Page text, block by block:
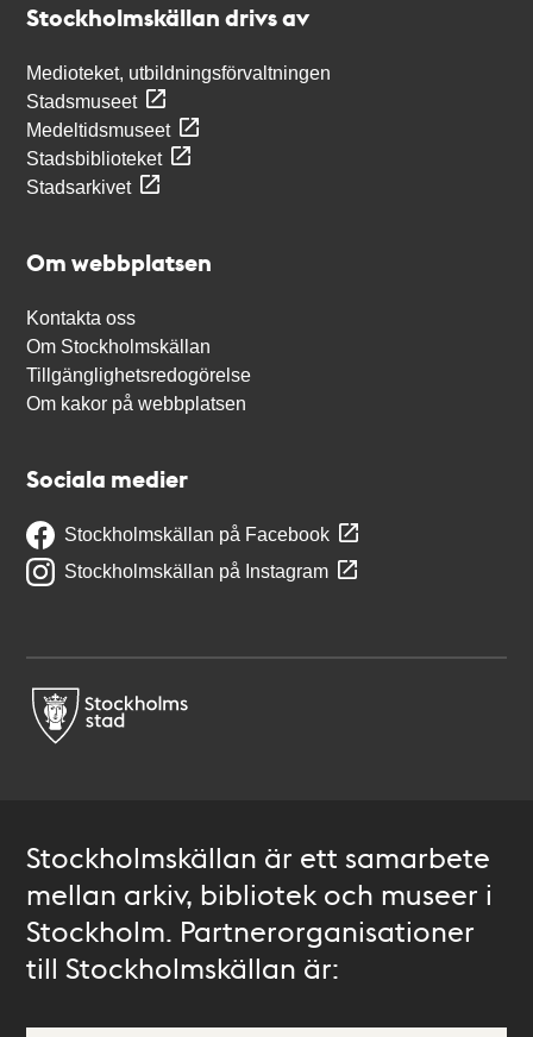
Stockholmskällan drivs av
Medioteket, utbildningsförvaltningen
Stadsmuseet
Medeltidsmuseet
Stadsbiblioteket
Stadsarkivet
Om webbplatsen
Kontakta oss
Om Stockholmskällan
Tillgänglighetsredogörelse
Om kakor på webbplatsen
Sociala medier
Stockholmskällan på Facebook
Stockholmskällan på Instagram
Stockholmskällan är ett samarbete
mellan arkiv, bibliotek och museer i
Stockholm. Partnerorganisationer
till Stockholmskällan är: